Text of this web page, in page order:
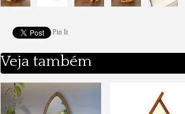
Pin It
Veja também